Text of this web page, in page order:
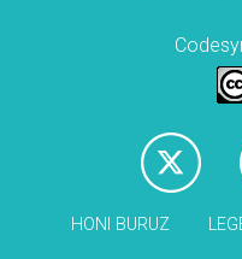
HONI BURUZ